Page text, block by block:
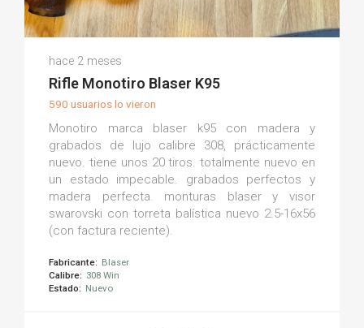
(0)
hace 2 meses
Rifle Monotiro Blaser K95
590 usuarios lo vieron
Monotiro marca blaser k95 con madera y
grabados de lujo calibre 308, prácticamente
nuevo. tiene unos 20 tiros. totalmente nuevo en
un estado impecable. grabados perfectos y
madera perfecta. monturas blaser y visor
swarovski con torreta balística nuevo 2.5-16x56
(con factura reciente).
Fabricante: Blaser
Calibre: 308 Win
Estado: Nuevo